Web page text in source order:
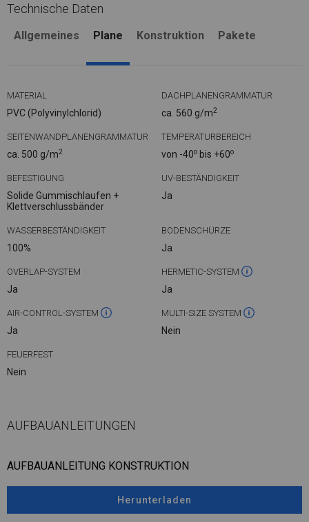
Technische Daten
Allgemeines Plane Konstruktion Pakete
MATERIAL
PVC (Polyvinylchlorid)
DACHPLANENGRAMMATUR
ca. 560 g/m2
SEITENWANDPLANENGRAMMATUR
ca. 500 g/m2
TEMPERATURBEREICH
von -40o bis +60o
BEFESTIGUNG
Solide Gummischlaufen +
Klettverschlussbänder
UV-BESTÄNDIGKEIT
Ja
WASSERBESTÄNDIGKEIT
100%
BODENSCHÜRZE
Ja
OVERLAP-SYSTEM
Ja
HERMETIC-SYSTEM
Ja
AIR-CONTROL-SYSTEM
Ja
MULTI-SIZE SYSTEM
Nein
FEUERFEST
Nein
AUFBAUANLEITUNGEN
AUFBAUANLEITUNG KONSTRUKTION
Herunterladen